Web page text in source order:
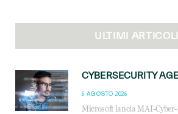
ULTIMI ARTICOLI
6 AGOSTO 2026